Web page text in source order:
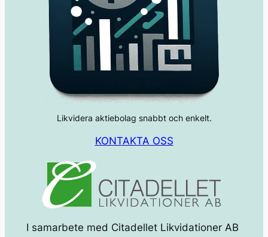
Likvidera aktiebolag snabbt och enkelt.
KONTAKTA OSS
I samarbete med Citadellet Likvidationer AB